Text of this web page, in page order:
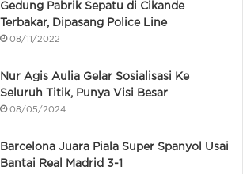
Gedung Pabrik Sepatu di Cikande
Terbakar, Dipasang Police Line
08/11/2022
Nur Agis Aulia Gelar Sosialisasi Ke
Seluruh Titik, Punya Visi Besar
08/05/2024
Barcelona Juara Piala Super Spanyol Usai
Bantai Real Madrid 3-1